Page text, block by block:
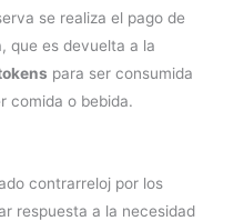
se realiza el pago de
que es devuelta a la
para ser consumida
comida o bebida.
contrarreloj por los
respuesta a la necesidad